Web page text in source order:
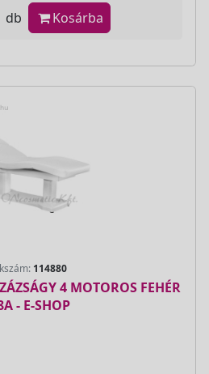
db Kosárba
114880
4 MOTOROS FEHÉR
- E-SHOP